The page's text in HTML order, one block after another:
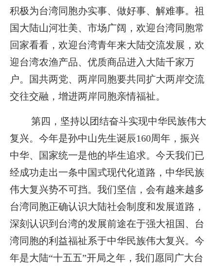
积极为台湾同胞办实事、做好事、解难事。祖
国大陆山河壮美、市场广阔，欢迎台湾同胞常
回家看看，欢迎台湾青年来大陆交流发展，欢
迎台湾农渔产品、优质商品进入大陆千家万
户。国共两党、两岸同胞要共同扩大两岸交流
交往交融，增进两岸同胞亲情福祉。
第四，坚持以团结奋斗实现中华民族伟大
复兴。今年是孙中山先生诞辰160周年，振兴
中华、国家统一是他的毕生追求。今天我们已
经成功走出一条中国式现代化道路，中华民族
伟大复兴势不可挡。我们坚信，会有越来越多
台湾同胞正确认识大陆社会制度和发展道路，
深刻认识到台湾的发展前途在于强大祖国、台
湾同胞的利益福祉系于中华民族伟大复兴。今
年是大陆“十五五”开局之年，我们愿同广大台